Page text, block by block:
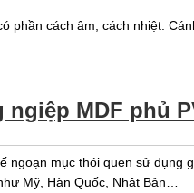
phần cách âm, cách nhiệt.
ngiệp MDF phủ
ngoạn mục thói quen sử dụng
Mỹ, Hàn Quốc, Nhật Bản…